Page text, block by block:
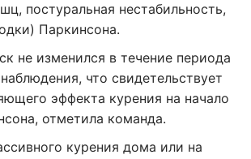
постуральная нестабильность,
Паркинсона.
не изменился в течение периода
что свидетельствует
эффекта курения на начало
отметила команда.
курения дома или на